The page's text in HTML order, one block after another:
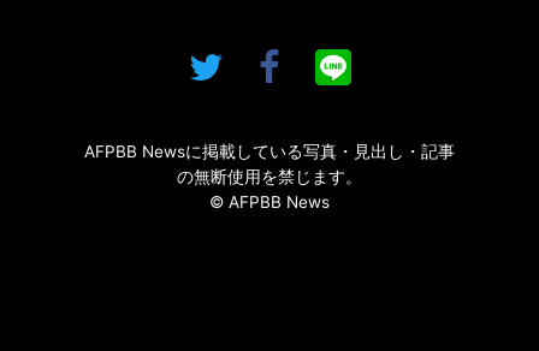
AFPBB Newsに掲載している写真・見出し・記事
の無断使用を禁じます。
© AFPBB News